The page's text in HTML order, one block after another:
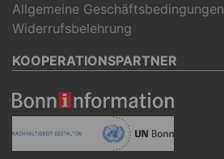
Allgemeine Geschäftsbedingungen
Widerrufsbelehrung
KOOPERATIONSPARTNER